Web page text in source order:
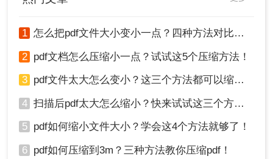
1 怎么把pdf文件大小变小一点？四种方法对比，一看就懂！
2 pdf文档怎么压缩小一点？试试这5个压缩方法！
3 pdf文件太大怎么变小？这三个方法都可以缩小！
4 扫描后pdf太大怎么缩小？快来试试这三个方法！
5 pdf如何缩小文件大小？学会这4个方法就够了！
6 pdf如何压缩到3m？三种方法教你压缩pdf！